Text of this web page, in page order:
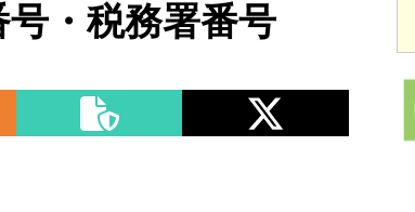
・税務署番号